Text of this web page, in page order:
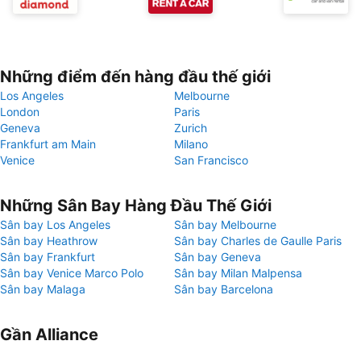
Những điểm đến hàng đầu thế giới
Los Angeles
Melbourne
London
Paris
Geneva
Zurich
Frankfurt am Main
Milano
Venice
San Francisco
Những Sân Bay Hàng Đầu Thế Giới
Sân bay Los Angeles
Sân bay Melbourne
Sân bay Heathrow
Sân bay Charles de Gaulle Paris
Sân bay Frankfurt
Sân bay Geneva
Sân bay Venice Marco Polo
Sân bay Milan Malpensa
Sân bay Malaga
Sân bay Barcelona
Gần Alliance